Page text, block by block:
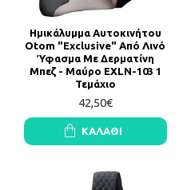
Ημικάλυμμα Αυτοκινήτου
Otom "Exclusive" Από Λινό
Ύφασμα Με Δερματίνη
Μπεζ - Μαύρο EXLN-103 1
Τεμάχιο
42,50€
ΚΑΛΆΘΙ